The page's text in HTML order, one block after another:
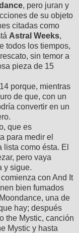
, pero juran y
de su objeto
citadas como
Astral Weeks,
todos los tiempos,
sin temor a
pieza de 15
porque, mientras
de que, con un
convertir en un
que es
para medir el
como ésta. El
pero vaya
y sigue.
con And It
bien fumados
una de
hay; después
the Mystic, canción
Mystic y hasta